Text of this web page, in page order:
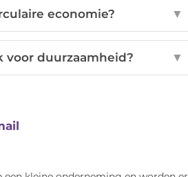
economie? ▼
voor duurzaamheid? ▼